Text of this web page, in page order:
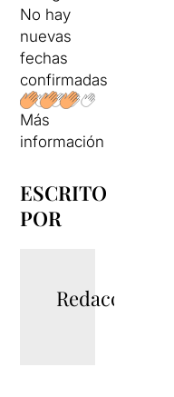
No hay
nuevas
fechas
confirmadas
Más
información
ESCRITO
POR
Redacció